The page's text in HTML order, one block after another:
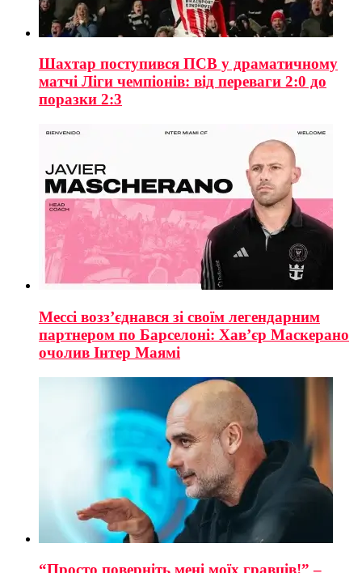
Шахтар поступився ПСВ у драматичному
матчі Ліги чемпіонів: від переваги 2:0 до
поразки 2:3
Мессі возз’єднався зі своїм легендарним
партнером по Барселоні: Хав’єр Маскерано
очолив Інтер Маямі
“Просто поверніть мені моїх гравців!” –